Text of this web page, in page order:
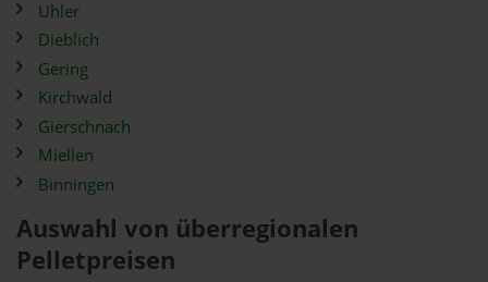
Uhler
Dieblich
Gering
Kirchwald
Gierschnach
Miellen
Binningen
Auswahl von überregionalen
Pelletpreisen